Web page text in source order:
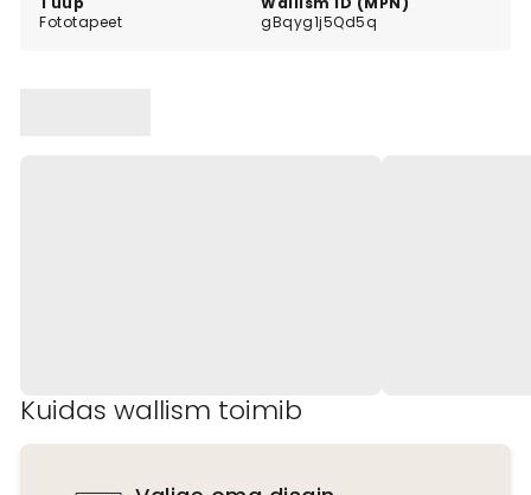
Fototapeet
gBqyg1j5Qd5q
Kuidas wallism toimib